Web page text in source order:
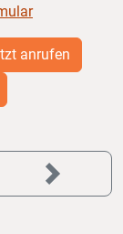
anrufen